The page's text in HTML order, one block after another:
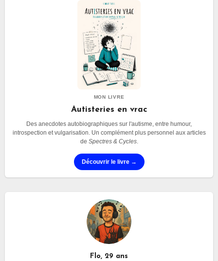
et une excursion à Skuon, à 1h de scooter, la ville
des mygales. Parfait pour ce mois d’octobre
(Halloween) et provoquer des hauts le cœur chez
les plus frileux. Ces interludes, ils me servent de
respiration dans mon blog et de partage d’une
expérience plus sensorielle qu’elle n’y paraît.
MON LIVRE
Autisteries en vrac
Des anecdotes autobiographiques sur l'autisme, entre humour,
introspection et vulgarisation. Un complément plus personnel aux articles
de Spectres & Cycles.
Découvrir le livre →
Flo, 29 ans